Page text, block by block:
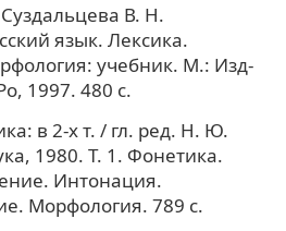
В. Н.
язык. Лексика.
учебник. М.: Изд-
1997. 480 с.
в 2-х т. / гл. ред. Н. Ю.
1980. Т. 1. Фонетика.
Интонация.
Морфология. 789 с.